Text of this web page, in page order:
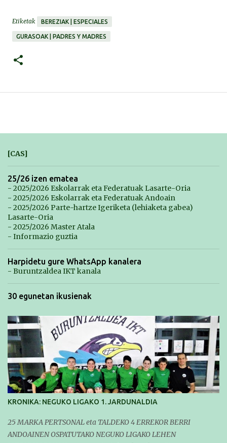
Etiketak BEREZIAK | ESPECIALES
GURASOAK | PADRES Y MADRES
[CAS]
25/26 izen ematea
- 2025/2026 Eskolarrak eta Federatuak Lasarte-Oria
- 2025/2026 Eskolarrak eta Federatuak Andoain
- 2025/2026 Parte-hartze Igeriketa (lehiaketa gabea)
Lasarte-Oria
- 2025/2026 Master Atala
- Informazio guztia
Harpidetu gure WhatsApp kanalera
- Buruntzaldea IKT kanala
30 egunetan ikusienak
KRONIKA: NEGUKO LIGAKO 1. JARDUNALDIA
25 MARKA PERTSONAL eta TALDEKO 4 ERREKOR BERRI
ANDOAINEN OSPATUTAKO NEGUKO LIGAKO LEHEN